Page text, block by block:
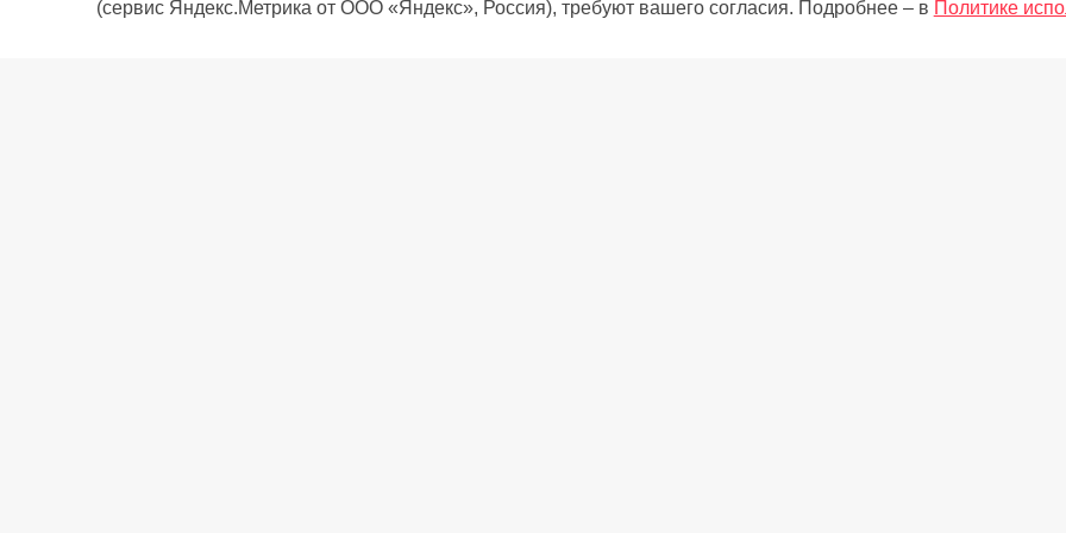
(сервис Яндекс.Метрика от ООО «Яндекс», Россия), требуют вашего согласия. Подробнее – в Политике